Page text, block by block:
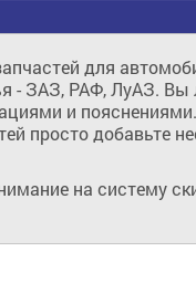
для
- ЗАЗ, РАФ, ЛуАЗ. Вы
и
просто добавьте
на систему